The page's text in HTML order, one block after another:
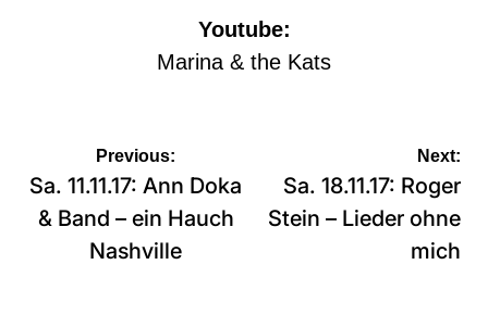
Youtube:
Marina & the Kats
Beitragsnavigation
Previous:
Sa. 11.11.17: Ann Doka
& Band – ein Hauch
Nashville
Next:
Sa. 18.11.17: Roger
Stein – Lieder ohne
mich